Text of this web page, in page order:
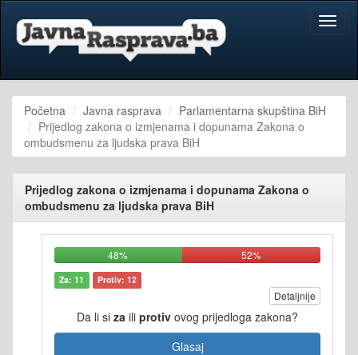
Početna Javna rasprava
Parlamentarna skupština BiH
Prijedlog zakona o izmjenama i dopunama Zakona o
ombudsmenu za ljudska prava BiH
Prijedlog zakona o izmjenama i dopunama Zakona o
ombudsmenu za ljudska prava BiH
48% 52%
Za: 11 Protiv: 12
Detaljnije
Da li si za ili protiv ovog prijedloga zakona?
Glasaj